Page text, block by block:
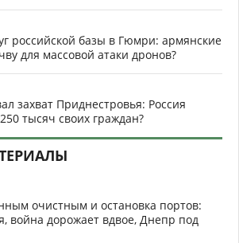
российской базы в Гюмри: армянские
для массовой атаки дронов?
захват Приднестровья: Россия
тысяч своих граждан?
очистным и остановка портов:
война дорожает вдвое, Днепр под